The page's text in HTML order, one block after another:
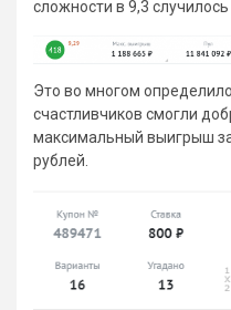
сложности в 9,3
Это во многом
счастливчиков смогли
максимальный выигрыш
рублей.